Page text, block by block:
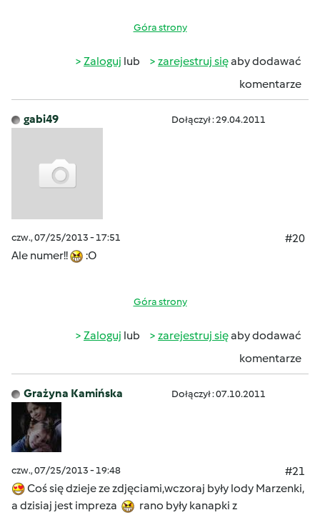
Góra strony
Zaloguj lub zarejestruj sięaby dodawać
komentarze
gabi49 Dołączył : 29.04.2011
czw., 07/25/2013 - 17:51
#20
Ale numer!!
:O
Góra strony
Zaloguj lub zarejestruj sięaby dodawać
komentarze
Grażyna Kamińska Dołączył : 07.10.2011
czw., 07/25/2013 - 19:48
#21
Coś się dzieje ze zdjęciami,wczoraj były lody Marzenki,
a dzisiaj jest impreza
rano były kanapki z